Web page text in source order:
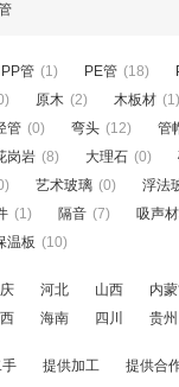
PP管 (1) PE管 (18)
原木 (2) 木板材 (1)
管 (0) 弯头 (12) 管
岗岩 (8) 大理石 (0)
艺术玻璃 (0) 浮法
(1) 隔音 (7) 吸声
温板 (10)
河北 山西 内
海南 四川 贵州
提供加工 提供合